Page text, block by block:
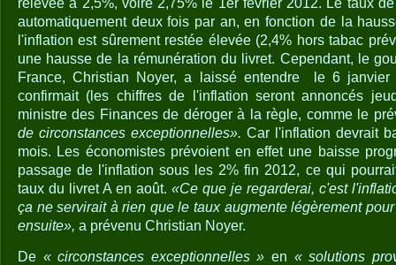
relevée à 2,5%, voire 2,75% le 1er février 2012. Le taux
automatiquement deux fois par an, en fonction de la
l'inflation est sûrement restée élevée (2,4% hors tabac
une hausse de la rémunération du livret. Cependant, le
France, Christian Noyer, a laissé entendre
le 6
confirmait (les chiffres de l'inflation seront annoncés
ministre des Finances de déroger à la règle, comme le
de circonstances exceptionnelles». Car l'inflation devrait
mois. Les économistes prévoient en effet une baisse
passage de l'inflation sous les 2% fin 2012, ce qui
taux du livret A en août. «Ce que je regarderai, c'est
ça ne ­servirait à rien que le taux augmente légèrement
ensuite», a prévenu Christian Noyer.
De « circonstances exceptionnelles » en « solutions